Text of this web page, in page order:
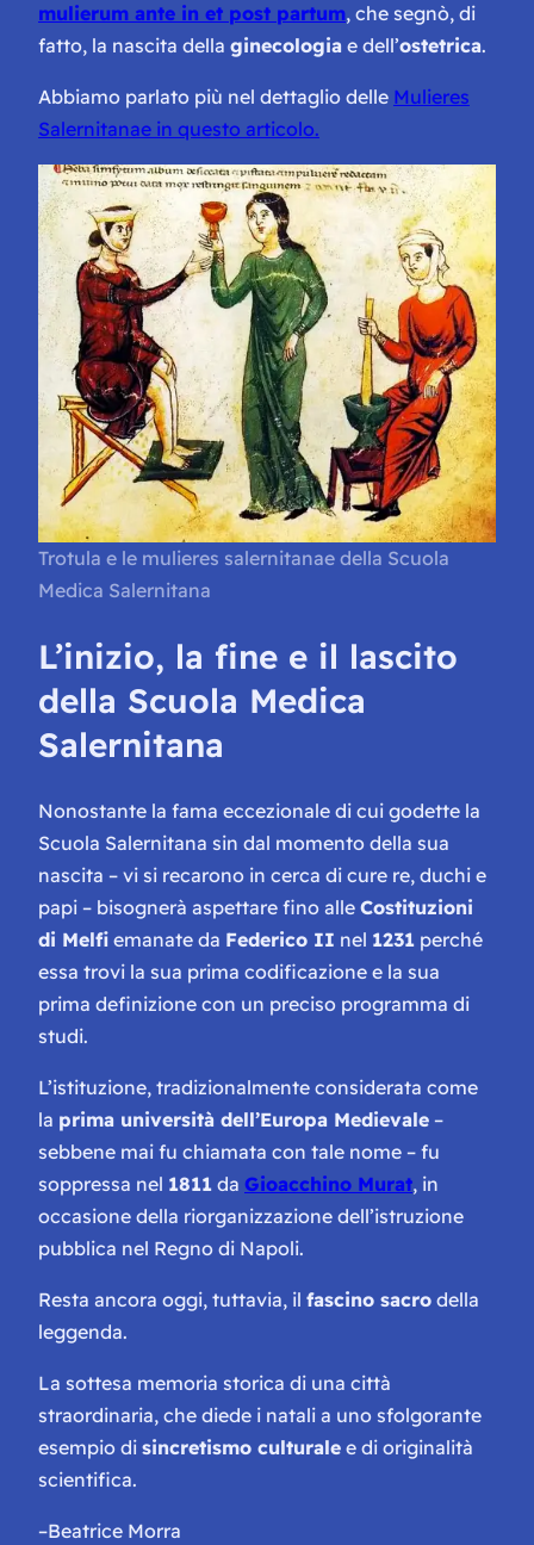
mulierum ante in et post partum, che segnò, di
fatto, la nascita della ginecologia e dell’ostetrica.
Abbiamo parlato più nel dettaglio delle Mulieres
Salernitanae in questo articolo.
Trotula e le mulieres salernitanae della Scuola
Medica Salernitana
L’inizio, la fine e il lascito
della Scuola Medica
Salernitana
Nonostante la fama eccezionale di cui godette la
Scuola Salernitana sin dal momento della sua
nascita – vi si recarono in cerca di cure re, duchi e
papi – bisognerà aspettare fino alle Costituzioni
di Melfi emanate da Federico II nel 1231 perché
essa trovi la sua prima codificazione e la sua
prima definizione con un preciso programma di
studi.
L’istituzione, tradizionalmente considerata come
la prima università dell’Europa Medievale –
sebbene mai fu chiamata con tale nome – fu
soppressa nel 1811 da Gioacchino Murat, in
occasione della riorganizzazione dell’istruzione
pubblica nel Regno di Napoli.
Resta ancora oggi, tuttavia, il fascino sacro della
leggenda.
La sottesa memoria storica di una città
straordinaria, che diede i natali a uno sfolgorante
esempio di sincretismo culturale e di originalità
scientifica.
–Beatrice Morra